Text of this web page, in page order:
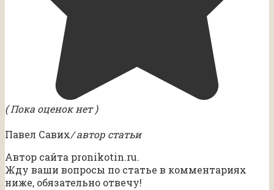
( Пока оценок нет )
Павел Савих/ автор статьи
Автор сайта pronikotin.ru.
Жду ваши вопросы по статье в комментариях
ниже, обязательно отвечу!